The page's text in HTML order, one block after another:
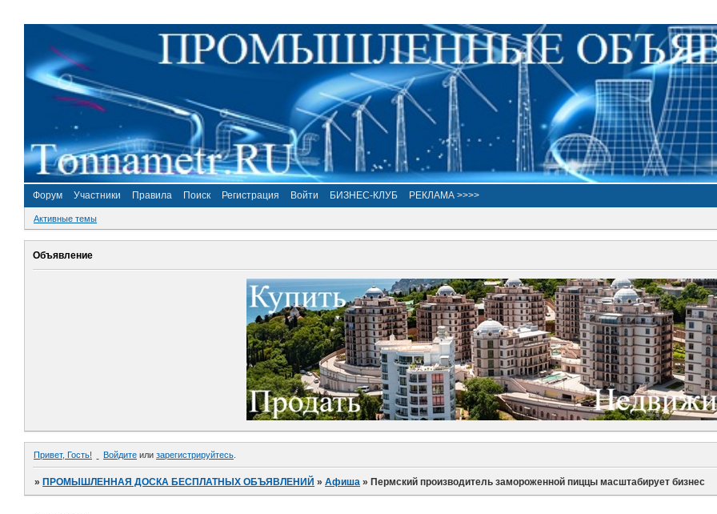
Форум Участники Правила Поиск Регистрация Войти БИЗНЕС-КЛУБ РЕКЛАМА >>>>
Активные темы
Объявление
Привет, Гость! Войдите или зарегистрируйтесь
»ПРОМЫШЛЕННАЯ ДОСКА БЕСПЛАТНЫХ ОБЪЯВЛЕНИЙ »Афиша »Пермский производитель замороженной пиццы масштабирует бизнес